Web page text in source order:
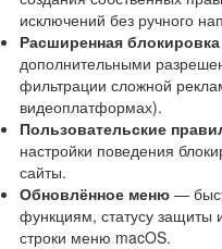
исключений без ручного
Расширенная блокировка
дополнительными
фильтрации сложной
видеоплатформах).
Пользовательские
настройки поведения
сайты.
Обновлённое меню—
функциям, статусу
строки меню macOS.